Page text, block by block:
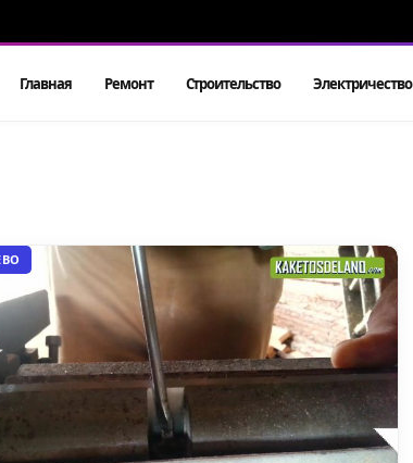
Главная Ремонт Строительство Электричество